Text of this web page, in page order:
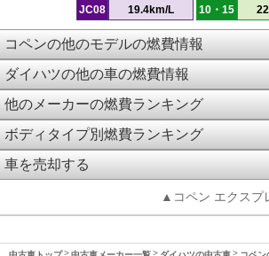
JC08 19.4km/L 10・15
コペンの他のモデルの燃費情報
ダイハツの他の車の燃費情報
他のメーカーの燃費ランキング
ボディタイプ別燃費ランキング
車を売却する
▲コペン エクスプ